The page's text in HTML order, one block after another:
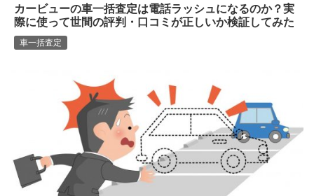
カービューの車一括査定は電話ラッシュになるのか？実
際に使って世間の評判・口コミが正しいか検証してみた
車一括査定